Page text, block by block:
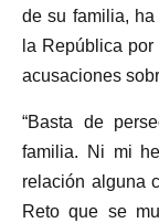
de su familia,
la República
acusaciones
“Basta de
familia. Ni mi
relación alguna
Reto que se